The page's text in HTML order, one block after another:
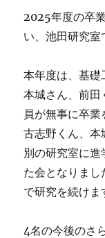
2025年度の卒
い、池田研究室
本年度は、基礎
本城さん、前
員が無事に卒業
古志野くん、
別の研究室に
た会となりま
で研究を続けま
4名の今後のさ